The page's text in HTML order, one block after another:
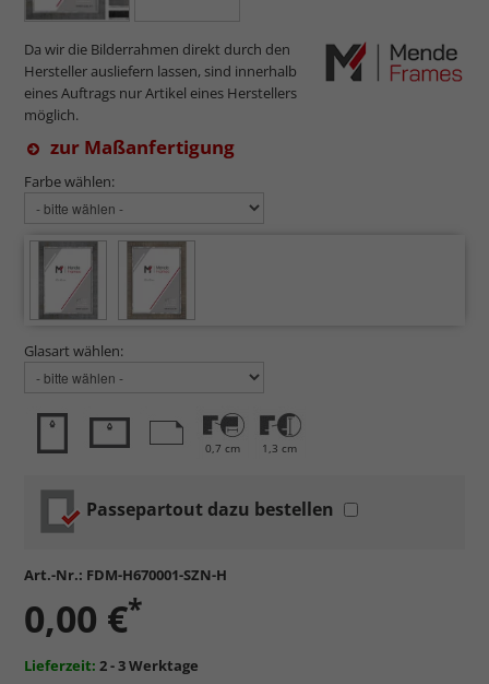
Da wir die Bilderrahmen direkt durch den
Hersteller ausliefern lassen, sind innerhalb
eines Auftrags nur Artikel eines Herstellers
möglich.
zur Maßanfertigung
Farbe wählen:
Glasart wählen:
0,7 cm 1,3 cm
Passepartout dazu bestellen
Art.-Nr.: FDM-H670001-SZN-H
0,00 €*
Lieferzeit: 2 - 3 Werktage